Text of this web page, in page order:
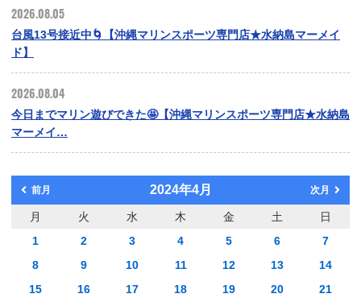
2026.08.05
台風13号接近中🌀【沖縄マリンスポーツ専門店★水納島マーメイ
ド】
2026.08.04
今日までマリン遊びできた🤩【沖縄マリンスポーツ専門店★水納島
マーメイ…
前月 2024年4月 次月
月 火 水 木 金 土
日
1
2 3 4 5 6
7
8
9 10 11 12 13
14
15
16 17 18 19 20
21